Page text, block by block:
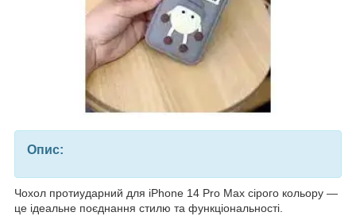
Опис:
Чохол протиударний для iPhone 14 Pro Max сірого кольору —
це ідеальне поєднання стилю та функціональності.